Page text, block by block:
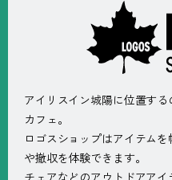
アイリスイン城陽に位置す
カフェ。
ロゴスショップはアイテム
や撤収を体験できます。
チェアなどのアウトドアア